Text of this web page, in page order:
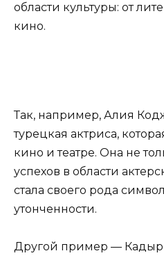
области культуры: от
кино.
Так, например, Алия
турецкая актриса,
кино и театре. Она не
успехов в области
стала своего рода
утонченности.
Другой пример —